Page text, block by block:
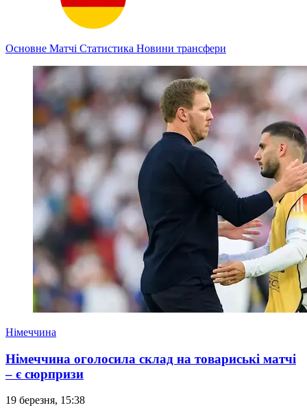
Основне Матчі Статистика Новини трансфери
Німеччина
Німеччина оголосила склад на товариські матчі
– є сюрпризи
19 березня, 15:38